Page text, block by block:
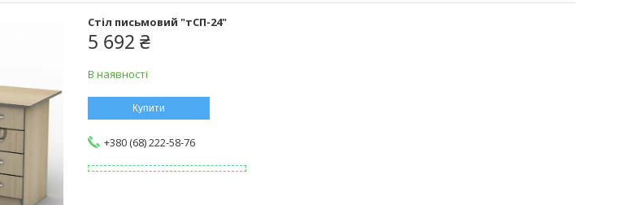
Стіл письмовий "тСП-24"
5 692 ₴
В наявності
Купити
+380 (68) 222-58-76